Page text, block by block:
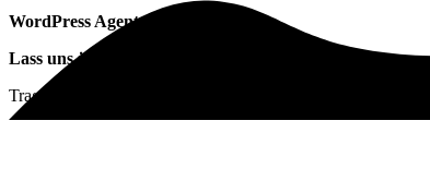
WordPress Agentur Weißwasser
Lass uns jetzt über deine
Trage jetzt deine Kontaktdaten ein und wir melden uns bei dir.